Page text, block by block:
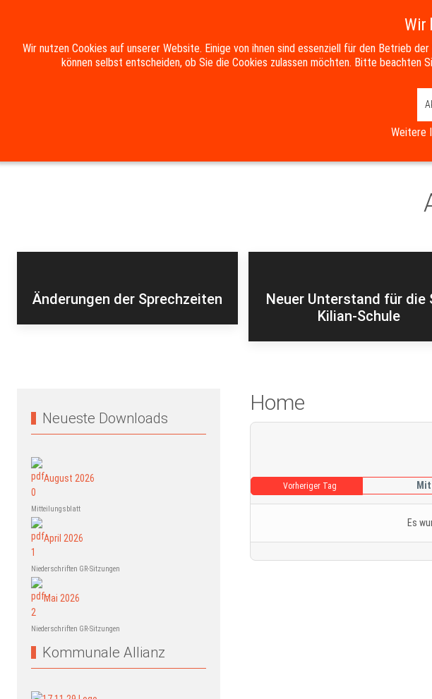
HOME DIE GEMEINDE RATHAUS & BÜRGERSERVICE BILDUNG
Änderungen der Sprechzeiten
Neuer Unterstand für die
Kilian-Schule
Neueste Downloads
August 2026
Mitteilungsblatt
April 2026
Niederschriften GR-Sitzungen
Mai 2026
Niederschriften GR-Sitzungen
Kommunale Allianz
Home
Vorheriger Tag
Es
Wir
Wir nutzen Cookies auf unserer Website. Einige von ihnen sind essenziell für den Betrieb
können selbst entscheiden, ob Sie die Cookies zulassen möchten. Bitte beachten
Weitere